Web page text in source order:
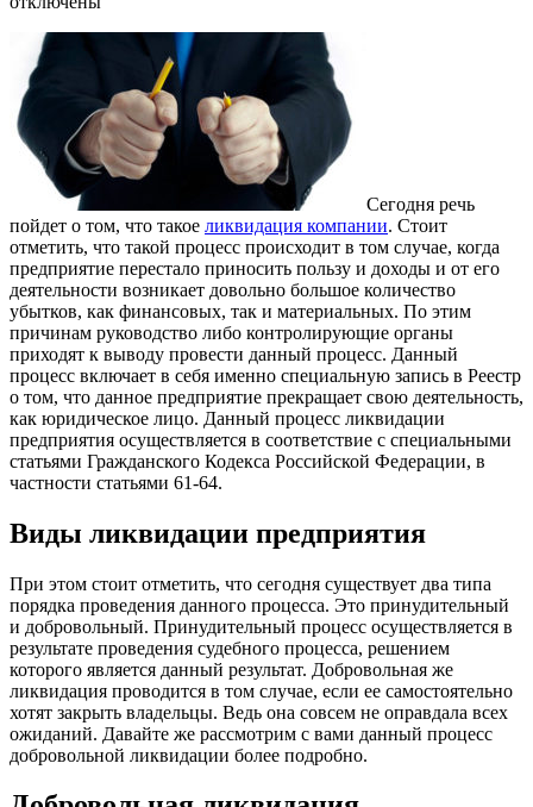
Сегодня речь
пойдет о том, что такое ликвидация компании. Стоит
отметить, что такой процесс происходит в том случае, когда
предприятие перестало приносить пользу и доходы и от его
деятельности возникает довольно большое количество
убытков, как финансовых, так и материальных. По этим
причинам руководство либо контролирующие органы
приходят к выводу провести данный процесс. Данный
процесс включает в себя именно специальную запись в Реестр
о том, что данное предприятие прекращает свою деятельность,
как юридическое лицо. Данный процесс ликвидации
предприятия осуществляется в соответствие с специальными
статьями Гражданского Кодекса Российской Федерации, в
частности статьями 61-64.
Виды ликвидации предприятия
При этом стоит отметить, что сегодня существует два типа
порядка проведения данного процесса. Это принудительный
и добровольный. Принудительный процесс осуществляется в
результате проведения судебного процесса, решением
которого является данный результат. Добровольная же
ликвидация проводится в том случае, если ее самостоятельно
хотят закрыть владельцы. Ведь она совсем не оправдала всех
ожиданий. Давайте же рассмотрим с вами данный процесс
добровольной ликвидации более подробно.